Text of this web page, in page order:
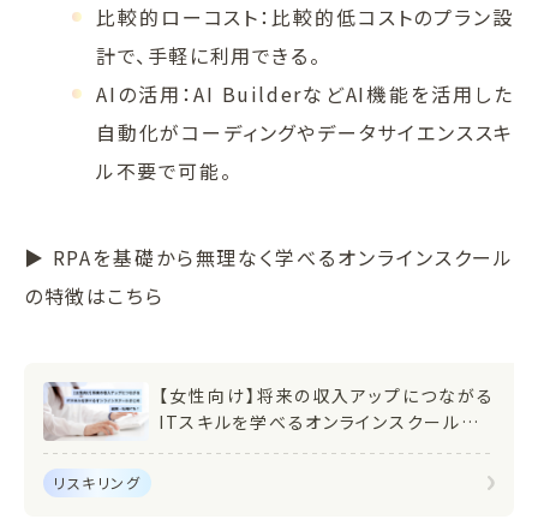
比較的ローコスト：比較的低コストのプラン設
計で、手軽に利用できる。
AIの活用：AI BuilderなどAI機能を活用した
自動化がコーディングやデータサイエンススキ
ル不要で可能。
▶ RPAを基礎から無理なく学べるオンラインスクール
の特徴はこちら
【女性向け】将来の収入アップにつながる
ITスキルを学べるオンラインスクールまと
め 副業・転職にも！
リスキリング